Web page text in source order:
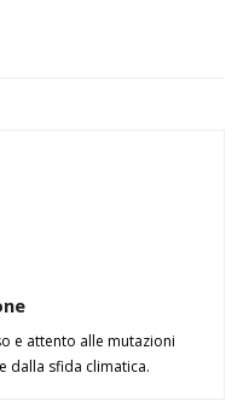
e attento alle mutazioni
dalla sfida climatica.